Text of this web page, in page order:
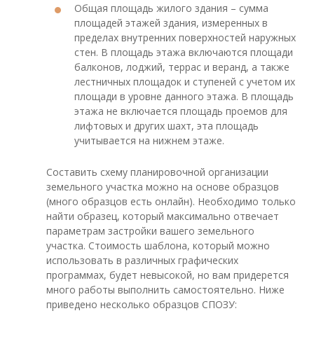
Общая площадь жилого здания – сумма
площадей этажей здания, измеренных в
пределах внутренних поверхностей наружных
стен. В площадь этажа включаются площади
балконов, лоджий, террас и веранд, а также
лестничных площадок и ступеней с учетом их
площади в уровне данного этажа. В площадь
этажа не включается площадь проемов для
лифтовых и других шахт, эта площадь
учитывается на нижнем этаже.
Составить схему планировочной организации
земельного участка можно на основе образцов
(много образцов есть онлайн). Необходимо только
найти образец, который максимально отвечает
параметрам застройки вашего земельного
участка. Стоимость шаблона, который можно
использовать в различных графических
программах, будет невысокой, но вам придерется
много работы выполнить самостоятельно. Ниже
приведено несколько образцов СПОЗУ: